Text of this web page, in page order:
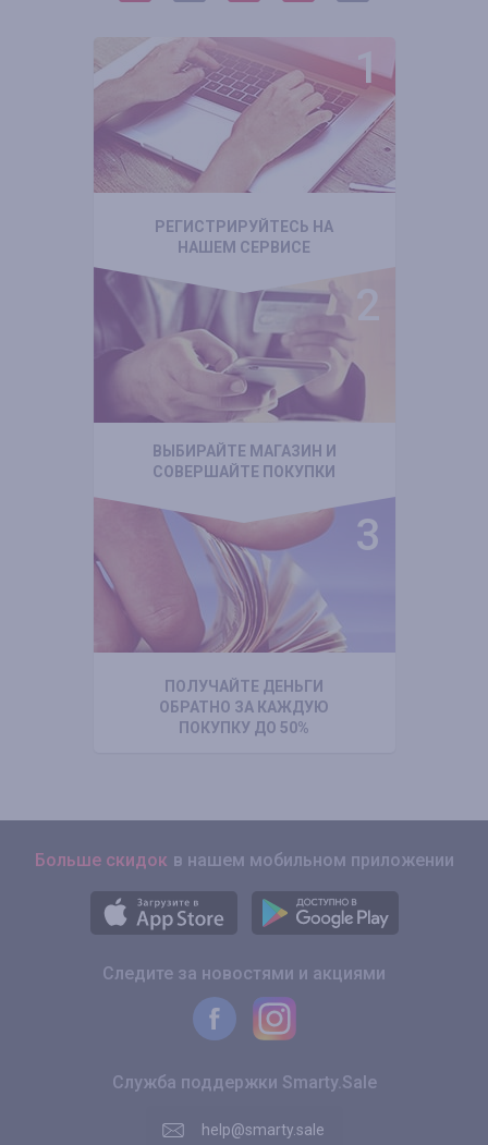
РЕГИСТРИРУЙТЕСЬ НА
НАШЕМ СЕРВИСЕ
ВЫБИРАЙТЕ МАГАЗИН И
СОВЕРШАЙТЕ ПОКУПКИ
ПОЛУЧАЙТЕ ДЕНЬГИ
ОБРАТНО ЗА КАЖДУЮ
ПОКУПКУ ДО 50%
Больше скидок в нашем мобильном приложении
Следите за новостями и акциями
Служба поддержки Smarty.Sale
help@smarty.sale